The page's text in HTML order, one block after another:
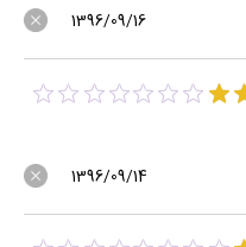
1396/09/16
1396/09/14